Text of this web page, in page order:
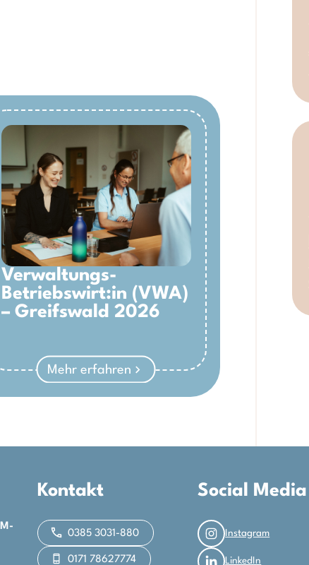
Mehr erfahren
Verwaltungs-
Betriebswirt:in (VWA)
– Greifswald 2026
Kontakt
0385 3031-880
0171 78627774
Social Media
Instagram
LinkedIn